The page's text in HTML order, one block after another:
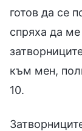
готов да се
спряха да
към мен,
10.